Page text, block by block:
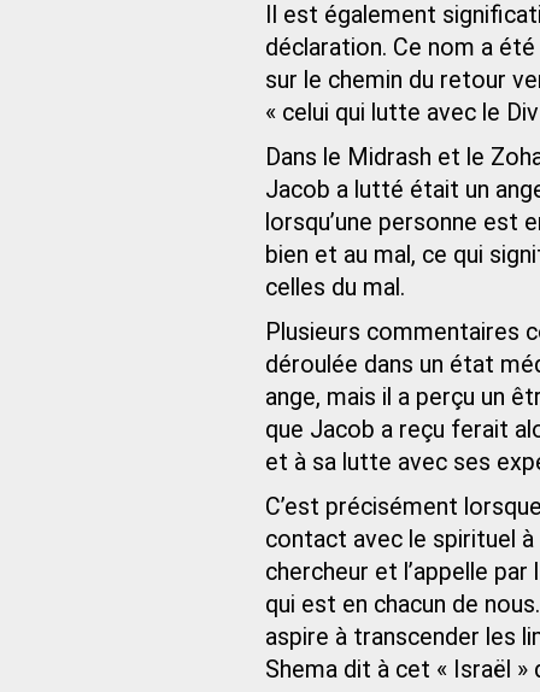
Il est également
déclaration. Ce nom a
sur le chemin du retour
« celui qui lutte avec le
Dans le Midrash et le
Jacob a lutté était un
lorsqu’une personne est
bien et au mal, ce qui
celles du mal.
Plusieurs commentaires
déroulée dans un état
ange, mais il a perçu un
que Jacob a reçu ferait
et à sa lutte avec ses
C’est précisément
contact avec le spirituel à
chercheur et l’appelle par
qui est en chacun de
aspire à transcender les
Shema dit à cet « Israël